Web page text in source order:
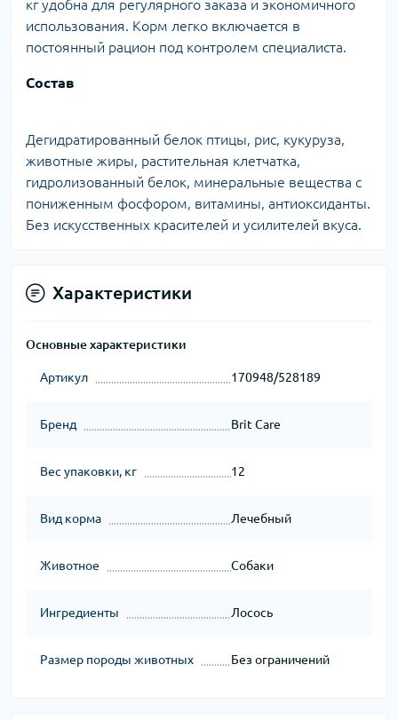
кг удобна для регулярного заказа и экономичного
использования. Корм легко включается в
постоянный рацион под контролем специалиста.
Состав
Дегидратированный белок птицы, рис, кукуруза,
животные жиры, растительная клетчатка,
гидролизованный белок, минеральные вещества с
пониженным фосфором, витамины, антиоксиданты.
Без искусственных красителей и усилителей вкуса.
Характеристики
Основные характеристики
Артикул 170948/528189
Бренд Brit Care
Вес упаковки, кг 12
Вид корма Лечебный
Животное Собаки
Ингредиенты Лосось
Размер породы животных Без ограничений